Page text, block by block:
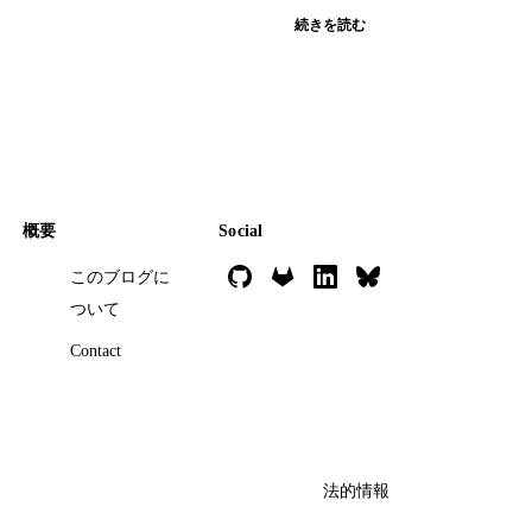
続きを読む
概要
このブログに
ついて
Contact
Social
法的情報